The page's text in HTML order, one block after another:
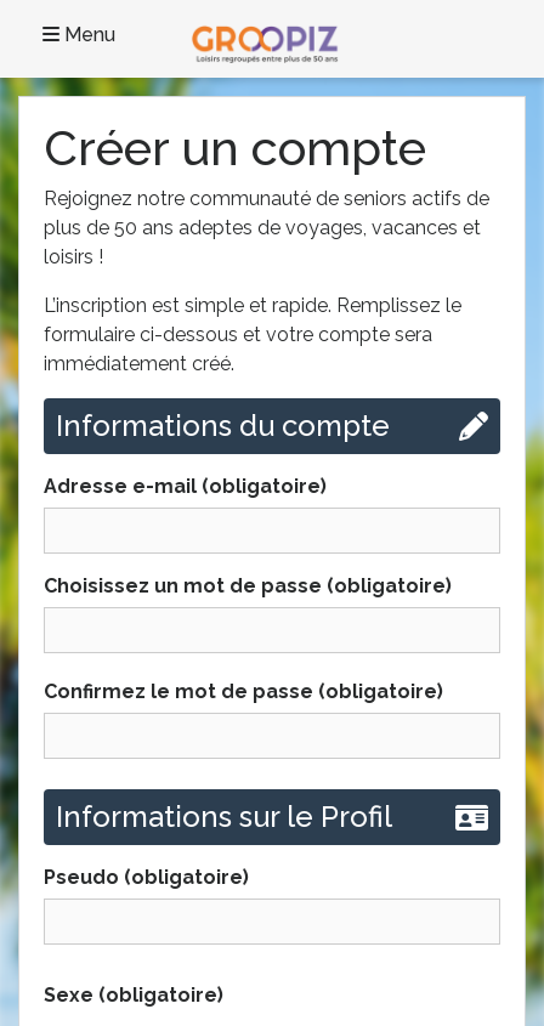
Menu
Créer un compte
Rejoignez notre communauté de seniors actifs de
plus de 50 ans adeptes de voyages, vacances et
loisirs !
L’inscription est simple et rapide. Remplissez le
formulaire ci-dessous et votre compte sera
immédiatement créé.
Informations du compte
Adresse e-mail (obligatoire)
Choisissez un mot de passe (obligatoire)
Confirmez le mot de passe (obligatoire)
Informations sur le Profil
Pseudo (obligatoire)
Sexe (obligatoire)